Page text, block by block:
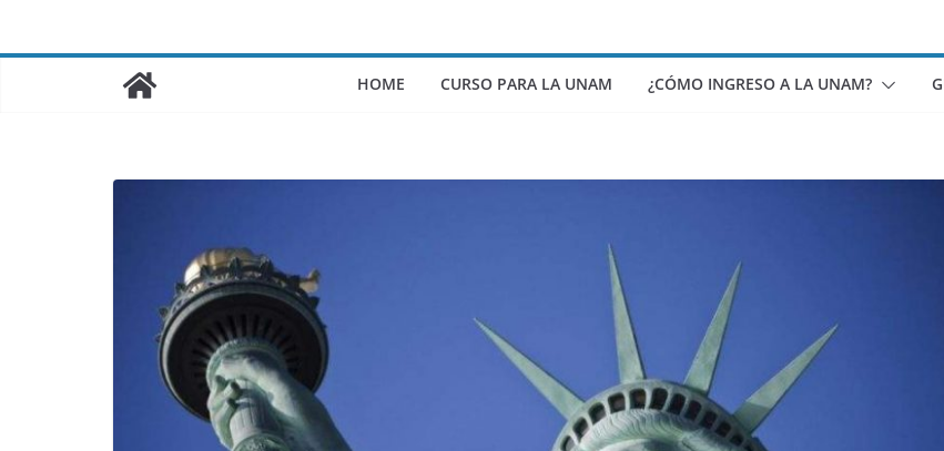
HOME CURSO PARA LA UNAM ¿CÓMO INGRESO A LA UNAM?